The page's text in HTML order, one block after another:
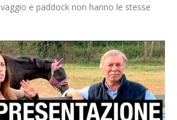
e paddock non hanno le stesse